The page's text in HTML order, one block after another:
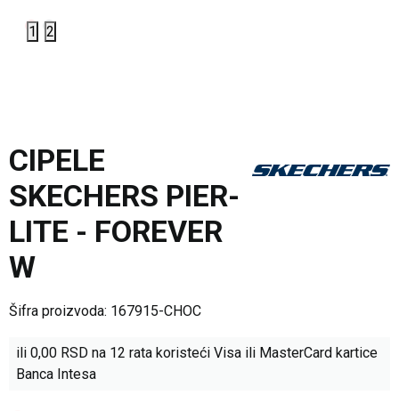
1 2
CIPELE
SKECHERS PIER-
LITE - FOREVER
W
Šifra proizvoda: 167915-CHOC
ili 0,00 RSD na 12 rata koristeći Visa ili MasterCard kartice
Banca Intesa